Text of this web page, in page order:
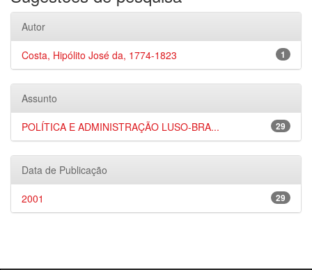
Autor
1
Costa, Hipólito José da, 1774-1823
Assunto
29
POLÍTICA E ADMINISTRAÇÃO LUSO-BRA...
Data de Publicação
29
2001